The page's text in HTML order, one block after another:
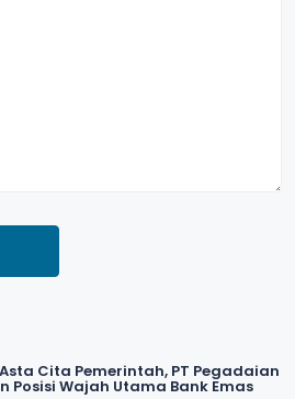
Cita Pemerintah, PT Pegadaian
Posisi Wajah Utama Bank Emas